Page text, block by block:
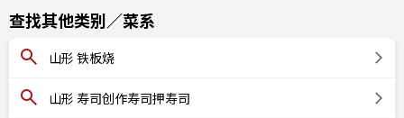
查找其他类别／菜系
山形 铁板烧
山形 寿司创作寿司押寿司